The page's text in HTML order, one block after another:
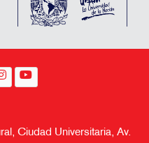
Ciudad Universitaria, Av.